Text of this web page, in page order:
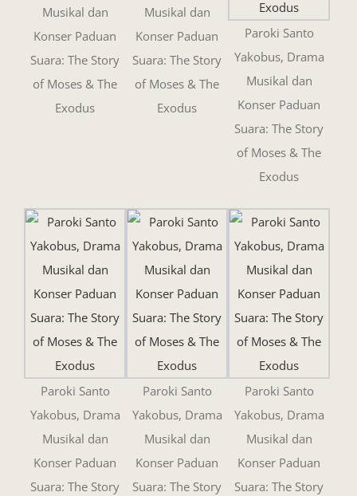
Musikal dan
Konser Paduan
Suara: The Story
of Moses & The
Exodus
Musikal dan
Konser Paduan
Suara: The Story
of Moses & The
Exodus
Paroki Santo
Yakobus, Drama
Musikal dan
Konser Paduan
Suara: The Story
of Moses & The
Exodus
Paroki Santo
Yakobus, Drama
Musikal dan
Konser Paduan
Suara: The Story
Paroki Santo
Yakobus, Drama
Musikal dan
Konser Paduan
Suara: The Story
Paroki Santo
Yakobus, Drama
Musikal dan
Konser Paduan
Suara: The Story